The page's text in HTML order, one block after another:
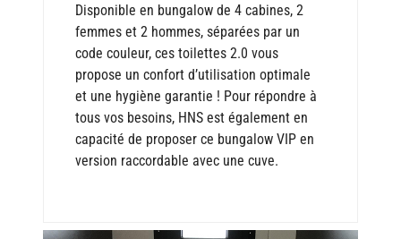
Disponible en bungalow de 4 cabines, 2
femmes et 2 hommes, séparées par un
code couleur, ces toilettes 2.0 vous
propose un confort d’utilisation optimale
et une hygiène garantie ! Pour répondre à
tous vos besoins, HNS est également en
capacité de proposer ce bungalow VIP en
version raccordable avec une cuve.